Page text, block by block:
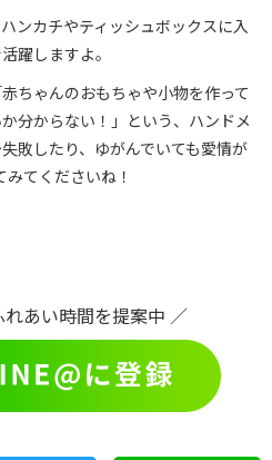
ンカチやティッシュボックスに入
躍しますよ。
ちゃんのおもちゃや小物を作って
分からない！」という、ハンドメ
敗したり、ゆがんでいても愛情が
てくださいね！
あい時間を提案中 ／